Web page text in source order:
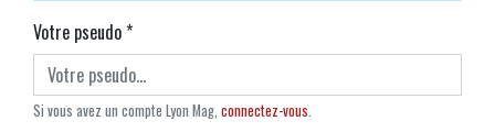
Votre pseudo*
Si vous avez un compte Lyon Mag, connectez-vous.